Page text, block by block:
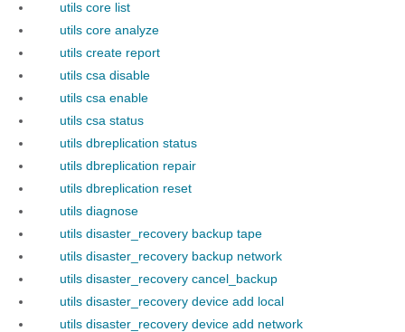
utils core list
utils core analyze
utils create report
utils csa disable
utils csa enable
utils csa status
utils dbreplication status
utils dbreplication repair
utils dbreplication reset
utils diagnose
utils disaster_recovery backup tape
utils disaster_recovery backup network
utils disaster_recovery cancel_backup
utils disaster_recovery device add local
utils disaster_recovery device add network